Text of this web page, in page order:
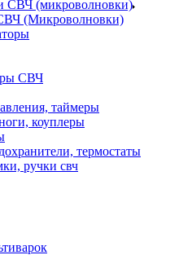
СВЧ (микроволновки)
(Микроволновки)
СВЧ
таймеры
коуплеры
термостаты
ручки свч